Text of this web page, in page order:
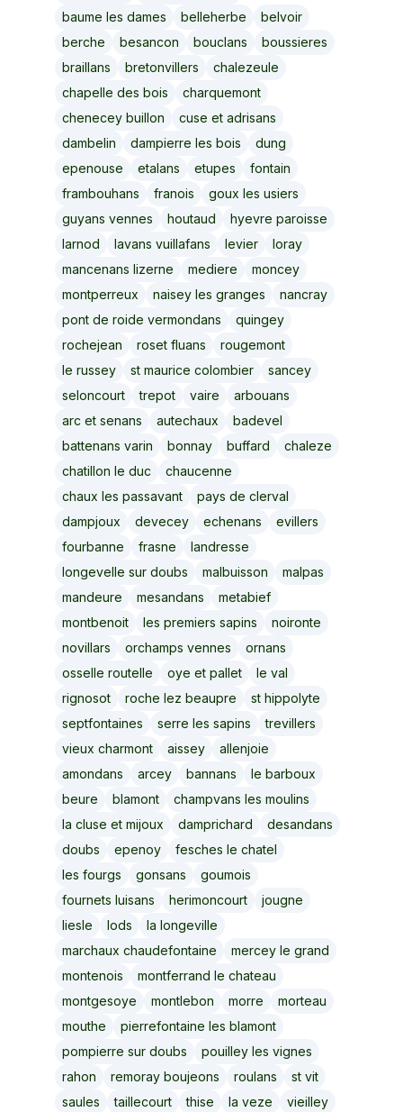
baume les dames
belleherbe
belvoir
berche
besancon bouclans
boussieres
braillans
bretonvillers
chalezeule
chapelle des bois
charquemont
chenecey buillon
cuse et adrisans
dambelin
dampierre les bois
dung
epenouse
etalans etupes
fontain
frambouhans
franois
goux les usiers
guyans vennes
houtaud
hyevre paroisse
larnod
lavans vuillafans levier
loray
mancenans lizerne
mediere
moncey
montperreux
naisey les granges
nancray
pont de roide vermondans
quingey
rochejean
roset fluans
rougemont
le russey
st maurice colombier
sancey
seloncourt
trepot vaire
arbouans
arc et senans
autechaux
badevel
battenans varin
bonnay buffard
chaleze
chatillon le duc
chaucenne
chaux les passavant
pays de clerval
dampjoux
devecey echenans
evillers
fourbanne
frasne
landresse
longevelle sur doubs
malbuisson
malpas
mandeure
mesandans
metabief
montbenoit
les premiers sapins
noironte
novillars
orchamps vennes
ornans
osselle routelle
oye et pallet
le val
rignosot
roche lez beaupre
st hippolyte
septfontaines
serre les sapins
trevillers
vieux charmont
aissey
allenjoie
amondans
arcey bannans
le barboux
beure
blamont
champvans les moulins
la cluse et mijoux
damprichard
desandans
doubs
epenoy
fesches le chatel
les fourgs
gonsans
goumois
fournets luisans
herimoncourt
jougne
liesle
lods
la longeville
marchaux chaudefontaine
mercey le grand
montenois
montferrand le chateau
montgesoye
montlebon morre
morteau
mouthe
pierrefontaine les blamont
pompierre sur doubs
pouilley les vignes
rahon
remoray boujeons roulans
st vit
saules
taillecourt thise la veze
vieilley